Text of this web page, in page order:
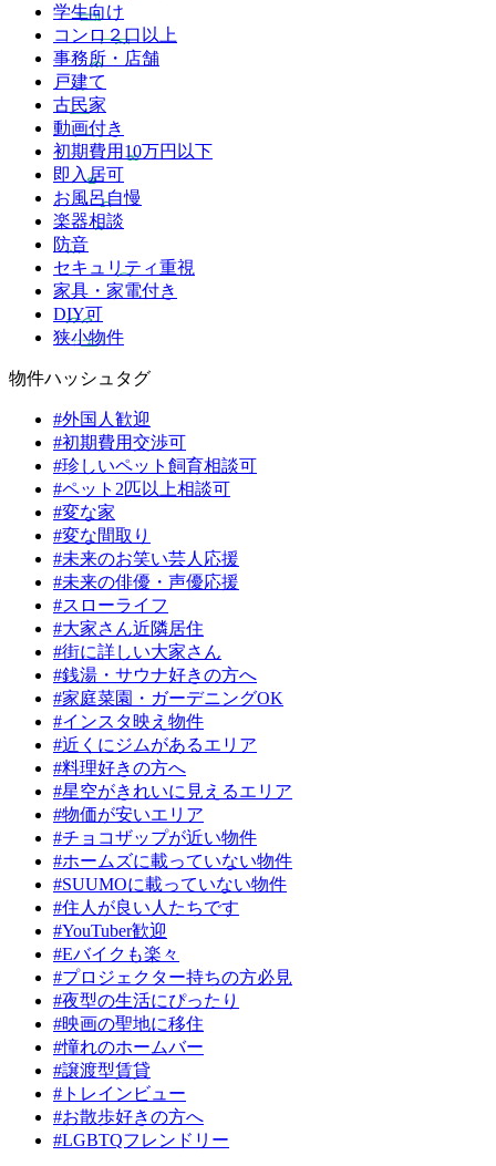
学生向け
コンロ２口以上
事務所・店舗
戸建て
古民家
動画付き
初期費用10万円以下
即入居可
お風呂自慢
楽器相談
防音
セキュリティ重視
家具・家電付き
DIY可
狭小物件
物件ハッシュタグ
#外国人歓迎
#初期費用交渉可
#珍しいペット飼育相談可
#ペット2匹以上相談可
#変な家
#変な間取り
#未来のお笑い芸人応援
#未来の俳優・声優応援
#スローライフ
#大家さん近隣居住
#街に詳しい大家さん
#銭湯・サウナ好きの方へ
#家庭菜園・ガーデニングOK
#インスタ映え物件
#近くにジムがあるエリア
#料理好きの方へ
#星空がきれいに見えるエリア
#物価が安いエリア
#チョコザップが近い物件
#ホームズに載っていない物件
#SUUMOに載っていない物件
#住人が良い人たちです
#YouTuber歓迎
#Eバイクも楽々
#プロジェクター持ちの方必見
#夜型の生活にぴったり
#映画の聖地に移住
#憧れのホームバー
#譲渡型賃貸
#トレインビュー
#お散歩好きの方へ
#LGBTQフレンドリー